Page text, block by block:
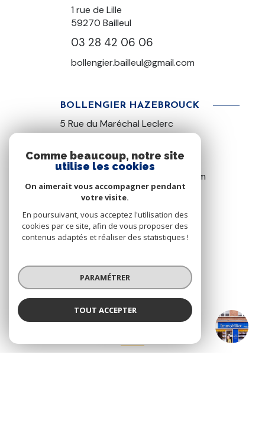
Bollengier Hazebrouck
1 rue de Lille
59270 Bailleul
03 28 42 06 06
bollengier.bailleul@gmail.com
BOLLENGIER HAZEBROUCK
5 Rue du Maréchal Leclerc
59190 Hazebrouck
03 28 42 22 22
bollengier.hazebrouck@gmail.com
VOTRE ESPACE
SE CONNECTER
Comme beaucoup, notre site
utilise les cookies
On aimerait vous accompagner pendant
votre visite.
En poursuivant, vous acceptez l'utilisation des
cookies par ce site, afin de vous proposer des
contenus adaptés et réaliser des statistiques !
PARAMÉTRER
TOUT ACCEPTER